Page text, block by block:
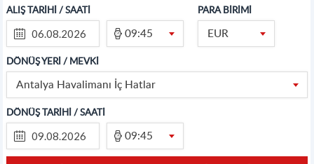
ALIŞ TARİHİ / SAATİ
09:45
PARA BİRİMİ
EUR
DÖNÜŞ YERİ / MEVKİ
Antalya Havalimanı İç Hatlar
DÖNÜŞ TARİHİ / SAATİ
09:45